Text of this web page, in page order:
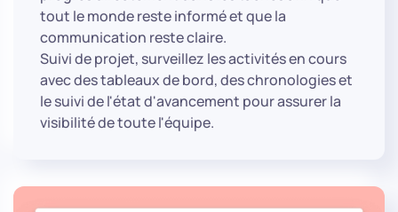
tout le monde reste informé et que la
communication reste claire.
Suivi de projet, surveillez les activités en cours
avec des tableaux de bord, des chronologies et
le suivi de l'état d'avancement pour assurer la
visibilité de toute l'équipe.